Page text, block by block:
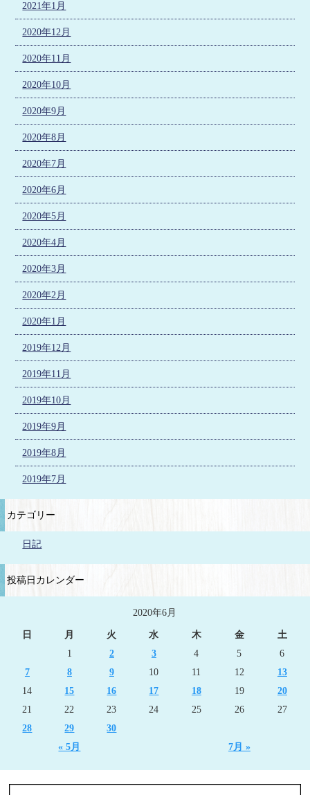
2021年1月
2020年12月
2020年11月
2020年10月
2020年9月
2020年8月
2020年7月
2020年6月
2020年5月
2020年4月
2020年3月
2020年2月
2020年1月
2019年12月
2019年11月
2019年10月
2019年9月
2019年8月
2019年7月
カテゴリー
日記
投稿日カレンダー
2020年6月
日 月 火 水 木 金 土
« 5月 7月 »
1 2 3 4 5
6
7
8 9 10 11 12
13
14
15 16 17 18 19
20
21
22 23 24 25 26
27
28
29 30